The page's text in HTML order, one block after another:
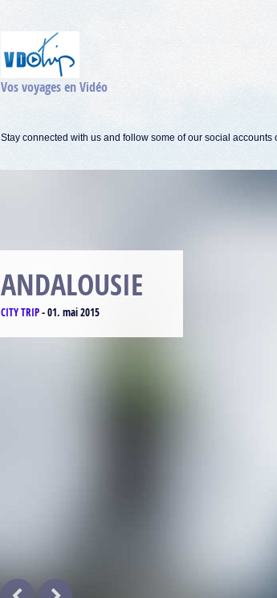
Vos voyages en Vidéo
Stay connected with us and follow some of our social
MATTERHORN
CLIMBING -17. avril 2015